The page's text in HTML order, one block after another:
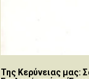
Της Κερύνειας μας: